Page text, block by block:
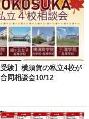
受験】横須賀の私立4校が
同相談会10/12